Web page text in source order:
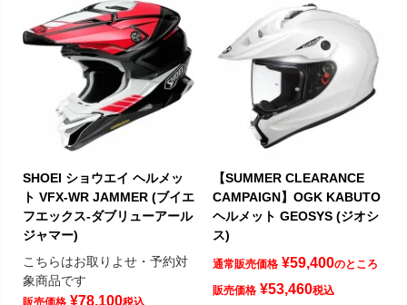
SHOEI ショウエイ ヘルメッ
ト VFX-WR JAMMER (ブイエ
フエックス-ダブリューアール
ジャマー)
こちらはお取りよせ・予約対
象商品です
販売価格 ¥78,100税込
【SUMMER CLEARANCE
CAMPAIGN】OGK KABUTO
ヘルメット GEOSYS (ジオシ
ス)
通常販売価格 ¥59,400のところ
販売価格 ¥53,460税込